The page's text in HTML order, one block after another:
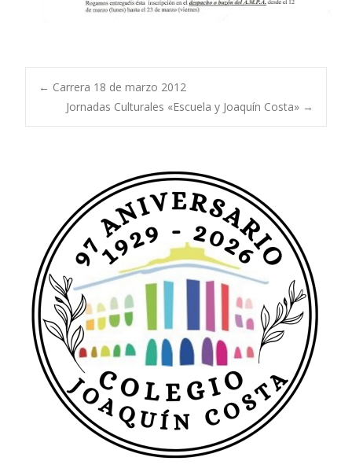
Navegación
entradas
← Carrera 18 de marzo 2012
Jornadas Culturales «Escuela y Joaquín Costa» →